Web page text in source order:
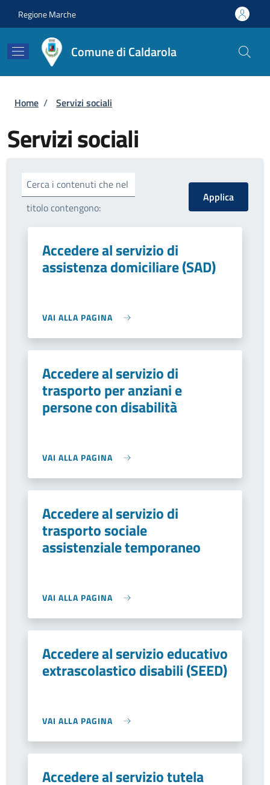
Regione Marche
Comune di Caldarola
Briciole di pane
Home / Servizi sociali
Servizi sociali
Cerca i contenuti che nel
titolo contengono:
Accedere al servizio di
assistenza domiciliare (SAD)
VAI ALLA PAGINA
Accedere al servizio di
trasporto per anziani e
persone con disabilità
VAI ALLA PAGINA
Accedere al servizio di
trasporto sociale
assistenziale temporaneo
VAI ALLA PAGINA
Accedere al servizio educativo
extrascolastico disabili (SEED)
VAI ALLA PAGINA
Accedere al servizio tutela